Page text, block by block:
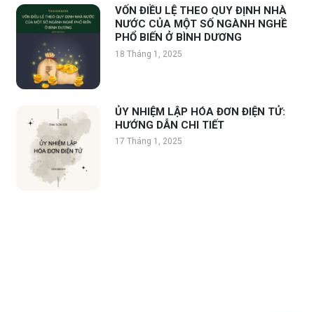
VỐN ĐIỀU LỆ THEO QUY ĐỊNH NHÀ
NƯỚC CỦA MỘT SỐ NGÀNH NGHỀ
PHỔ BIẾN Ở BÌNH DƯƠNG
18 Tháng 1, 2025
ỦY NHIỆM LẬP HÓA ĐƠN ĐIỆN TỬ:
HƯỚNG DẪN CHI TIẾT
17 Tháng 1, 2025